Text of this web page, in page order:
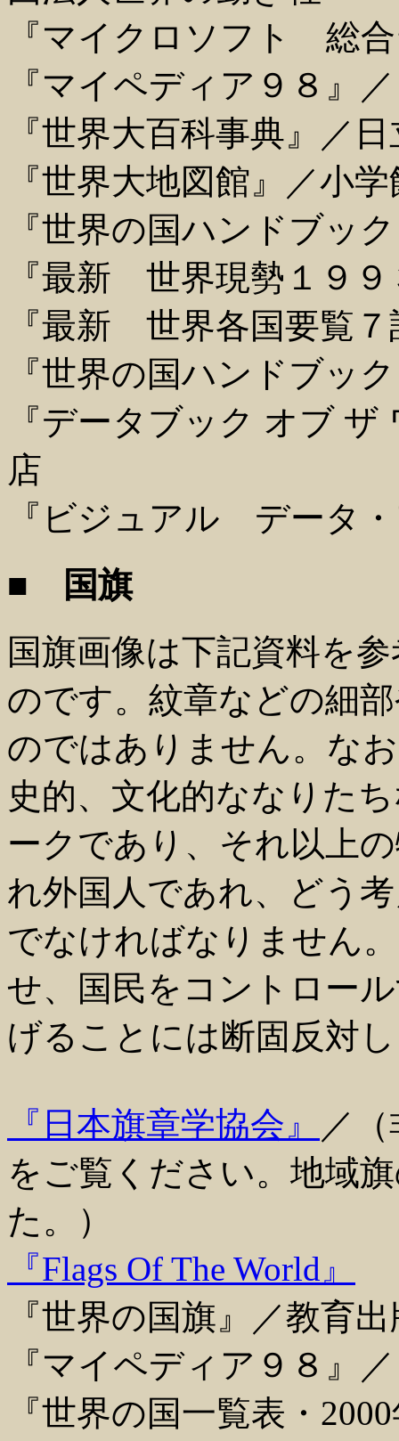
『マイクロソフト 総合
『マイペディア９８』
『世界大百科事典』／
『世界大地図館』／小学
『世界の国ハンドブッ
『最新 世界現勢１９
『最新 世界各国要覧
『世界の国ハンドブッ
『データブック オブ
店
『ビジュアル データ
■ 国旗
国旗画像は下記資料を
のです。紋章などの細
のではありません。な
史的、文化的ななりた
ークであり、それ以上
れ外国人であれ、どう
でなければなりません
せ、国民をコントロー
げることには断固反対
『日本旗章学協会』
／
をご覧ください。地域
た。）
『Flags Of The World』
『世界の国旗』／教育
『マイペディア９８』
『世界の国一覧表・